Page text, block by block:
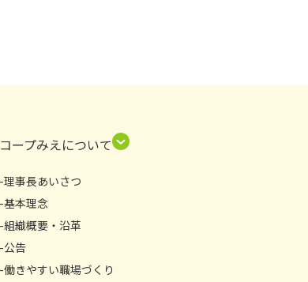
コープみえについて
理事長あいさつ
基本理念
組織概要・沿⾰
公告
働きやすい職場づくり